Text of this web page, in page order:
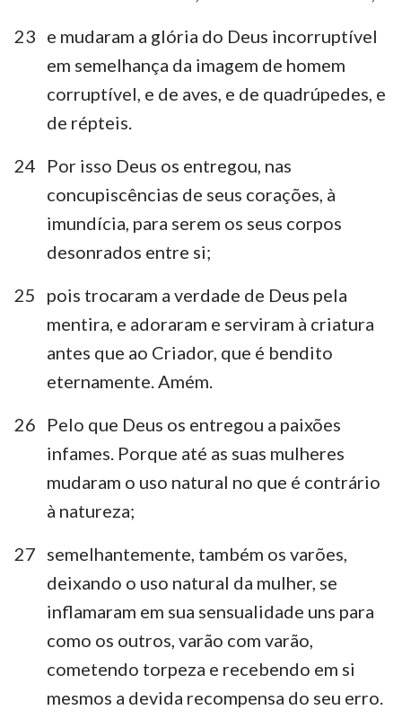
4
8
9 10 11 12 13
14
15
16
23 e mudaram a glória do Deus incorruptível
em semelhança da imagem de homem
corruptível, e de aves, e de quadrúpedes, e
de répteis.
24
Por isso Deus os entregou, nas
concupiscências de seus corações, à
imundícia, para serem os seus corpos
desonrados entre si;
25
pois trocaram a verdade de Deus pela
mentira, e adoraram e serviram à criatura
antes que ao Criador, que é bendito
eternamente. Amém.
26
Pelo que Deus os entregou a paixões
infames. Porque até as suas mulheres
mudaram o uso natural no que é contrário
à natureza;
27 semelhantemente, também os varões,
deixando o uso natural da mulher, se
inflamaram em sua sensualidade uns para
como os outros, varão com varão,
cometendo torpeza e recebendo em si
mesmos a devida recompensa do seu erro.